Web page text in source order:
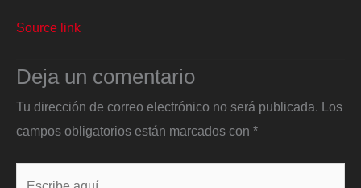
Source link
Deja un comentario
Tu dirección de correo electrónico no será publicada. Los
campos obligatorios están marcados con *